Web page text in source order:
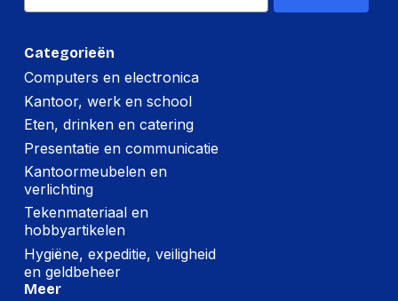
Categorieën
Computers en electronica
Kantoor, werk en school
Eten, drinken en catering
Presentatie en communicatie
Kantoormeubelen en
verlichting
Tekenmateriaal en
hobbyartikelen
Hygiëne, expeditie, veiligheid
en geldbeheer
Meer